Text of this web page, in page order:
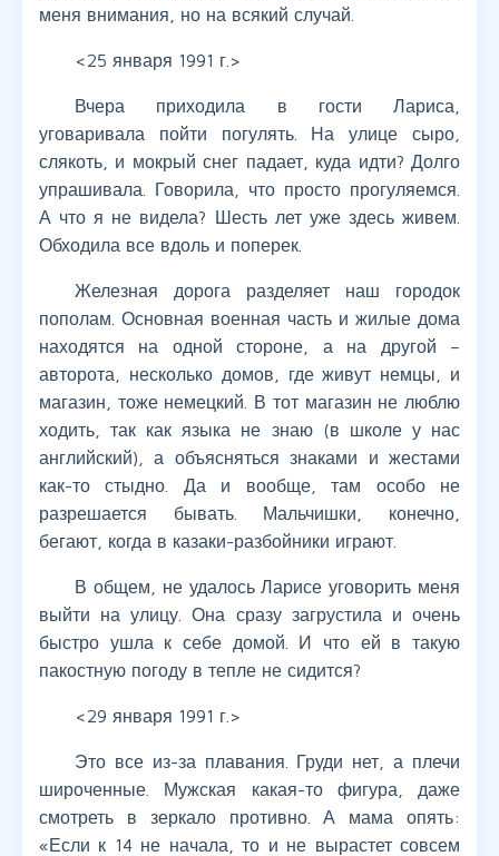
меня внимания, но на всякий случай.
<25 января 1991 г.>
Вчера приходила в гости Лариса,
уговаривала пойти погулять. На улице сыро,
слякоть, и мокрый снег падает, куда идти? Долго
упрашивала. Говорила, что просто прогуляемся.
А что я не видела? Шесть лет уже здесь живем.
Обходила все вдоль и поперек.
Железная дорога разделяет наш городок
пополам. Основная военная часть и жилые дома
находятся на одной стороне, а на другой –
авторота, несколько домов, где живут немцы, и
магазин, тоже немецкий. В тот магазин не люблю
ходить, так как языка не знаю (в школе у нас
английский), а объясняться знаками и жестами
как-то стыдно. Да и вообще, там особо не
разрешается бывать. Мальчишки, конечно,
бегают, когда в казаки-разбойники играют.
В общем, не удалось Ларисе уговорить меня
выйти на улицу. Она сразу загрустила и очень
быстро ушла к себе домой. И что ей в такую
пакостную погоду в тепле не сидится?
<29 января 1991 г.>
Это все из-за плавания. Груди нет, а плечи
широченные. Мужская какая-то фигура, даже
смотреть в зеркало противно. А мама опять:
«Если к 14 не начала, то и не вырастет совсем